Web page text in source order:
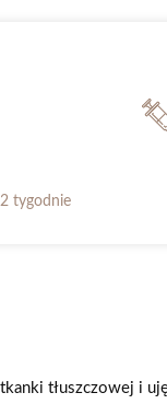
tygodnie
tłuszczowej i